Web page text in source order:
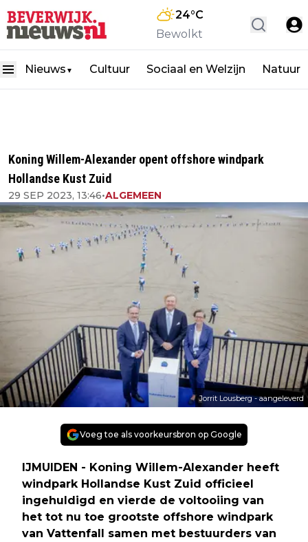
24°C
Bewolkt
Nieuws ▼ Cultuur Sociaal en Welzijn Natuur
Koning Willem-Alexander opent offshore windpark
Hollandse Kust Zuid
29 SEP 2023, 13:46•ALGEMEEN
Jorrit Lousberg - aangeleverd
Voeg toe als voorkeursbron op Google
IJMUIDEN - Koning Willem-Alexander heeft
windpark Hollandse Kust Zuid officieel
ingehuldigd en vierde de voltooiing van
het tot nu toe grootste offshore windpark
van Vattenfall samen met bestuurders van